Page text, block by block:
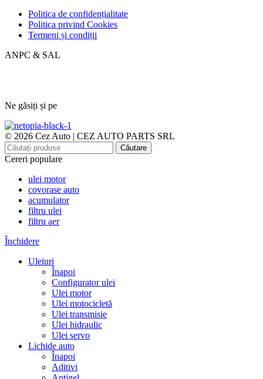
Politica de confidențialitate
Politica privind Cookies
Termeni și condiții
ANPC & SAL
Ne găsiți și pe
© 2026 Cez Auto | CEZ AUTO PARTS SRL
Căutare
Cereri populare
ulei motor
covorase auto
acumulator
filtru ulei
filtru aer
Închidere
Uleiuri
Înapoi
Configurator ulei
Ulei motor
Ulei motocicletă
Ulei transmisie
Ulei hidraulic
Ulei servo
Lichide auto
Înapoi
Aditivi